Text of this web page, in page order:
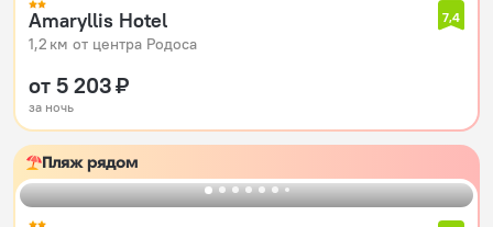
Amaryllis Hotel
1,2 км от центра Родоса
7,4
от 5 203 ₽
за ночь
Пляж рядом